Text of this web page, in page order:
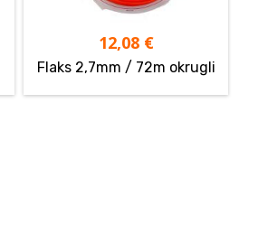
12,08 €
Flaks 2,7mm / 72m okrugli